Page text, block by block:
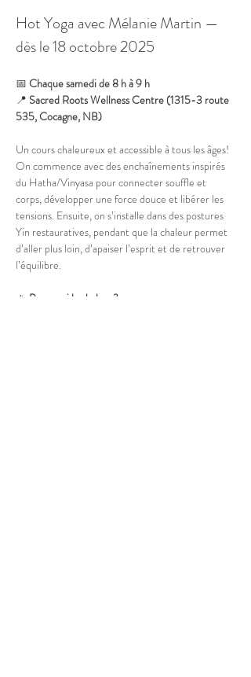
Hot Yoga avec Mélanie Martin —
dès le 18 octobre 2025
📅 Chaque samedi de 8 h à 9 h
📍 Sacred Roots Wellness Centre (1315-3 route
535, Cocagne, NB)
Un cours chaleureux et accessible à tous les âges!
On commence avec des enchaînements inspirés
du Hatha/Vinyasa pour connecter souffle et
corps, développer une force douce et libérer les
tensions. Ensuite, on s’installe dans des postures
Yin restauratives, pendant que la chaleur permet
d’aller plus loin, d’apaiser l’esprit et de retrouver
l’équilibre.
🔥 Pourquoi la chaleur?